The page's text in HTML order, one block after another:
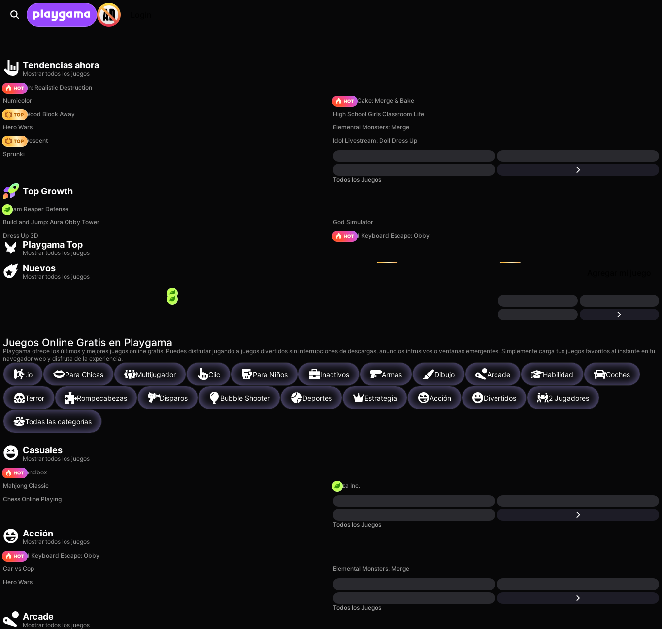
Tendencias ahora
Mostrar todos los juegos
Car Crush: Realistic Destruction
Numicolor
Piece of Cake: Merge & Bake
Tap 3D Wood Block Away
High School Girls Classroom Life
Hero Wars
Elemental Monsters: Merge
Deadly Descent
Idol Livestream: Doll Dress Up
Sprunki
Todos los Juegos
Top Growth
Dream Reaper Defense
Build and Jump: Aura Obby Tower
God Simulator
Dress Up 3D
+1 Speed Keyboard Escape: Obby
Playgama Top
Mostrar todos los juegos
War
26k
Gangsta Island: Crime City
Piece of Cake: Merge &
Nuevos
Mostrar todos los juegos
Juegos Online Gratis en Playgama
Playgama ofrece los últimos y mejores juegos online gratis. Puedes disfrutar jugando a juegos divertidos sin interrupciones de descargas, anuncios intrusivos o ventanas emergentes. Simplemente carga tus juegos favoritos al instante en tu
navegador web y disfruta de la experiencia.
.io Para Chicas Multijugador Clic Para Niños Inactivos Armas Dibujo Arcade Habilidad Coches
Terror Rompecabezas Disparos Bubble Shooter Deportes Estrategia Acción Divertidos 2 Jugadores
Todas las categorías
Casuales
Mostrar todos los juegos
Melon Sandbox
Mahjong Classic
Pizza Inc.
Chess Online Playing
Todos los Juegos
Acción
Mostrar todos los juegos
+1 Speed Keyboard Escape: Obby
Car vs Cop
Elemental Monsters: Merge
Hero Wars
Todos los Juegos
Arcade
Mostrar todos los juegos